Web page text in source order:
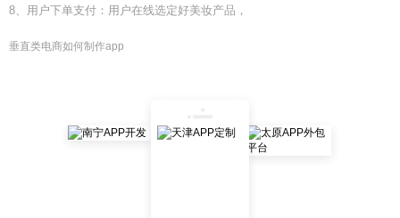
8、用户下单支付：用户在线选定好美妆产品，
垂直类电商如何制作app